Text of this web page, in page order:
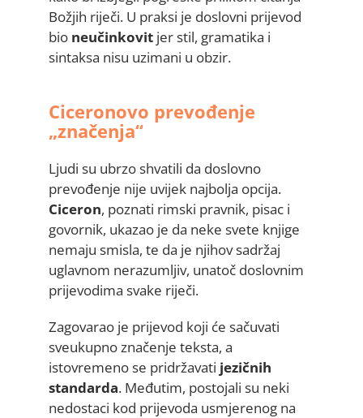
Božjih riječi. U praksi je doslovni prijevod
bio neučinkovit jer stil, gramatika i
sintaksa nisu uzimani u obzir.
Ciceronovo prevođenje
„značenja“
Ljudi su ubrzo shvatili da doslovno
prevođenje nije uvijek najbolja opcija.
Ciceron, poznati rimski pravnik, pisac i
govornik, ukazao je da neke svete knjige
nemaju smisla, te da je njihov sadržaj
uglavnom nerazumljiv, unatoč doslovnim
prijevodima svake riječi.
Zagovarao je prijevod koji će sačuvati
sveukupno značenje teksta, a
istovremeno se pridržavati jezičnih
standarda. Međutim, postojali su neki
nedostaci kod prijevoda usmjerenog na